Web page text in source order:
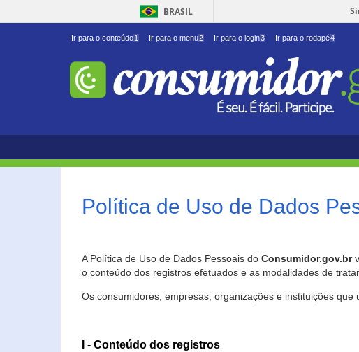
BRASIL
Ir para o conteúdo1 Ir para o menu2 Ir para o login3 Ir para o rodapé4
Política de Uso de Dados
A Política de Uso de Dados Pessoais do Consumidor.gov.br
o conteúdo dos registros efetuados e as modalidades de
Os consumidores, empresas, organizações e instituições
I - Conteúdo dos registros